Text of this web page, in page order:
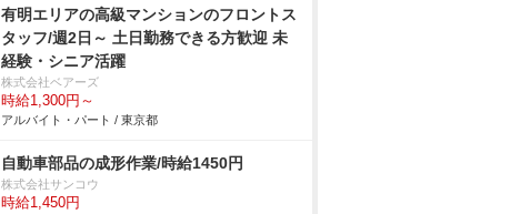
有明エリアの⾼級マンションのフロントス
タッフ/週2日～ 土日勤務できる方歓迎 未
経験・シニア活躍
株式会社ベアーズ
時給1,300円～
アルバイト・パート / 東京都
自動車部品の成形作業/時給1450円
株式会社サンコウ
時給1,450円